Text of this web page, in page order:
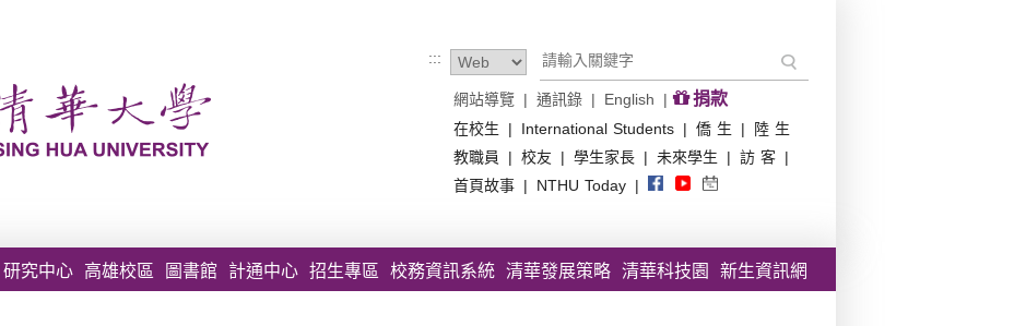
:::
網站導覽 | 通訊錄 | English | 捐款
在校生 | International Students | 僑 生 |
陸 生
教職員
| 校友 | 學生家長 | 未來學生 | 訪 客 |
首頁故事 | NTHU Today |
研究中心 高雄校區 圖書館 計通中心 招生專區 校務資訊系統 清華發展策略 清華科技園 新生資訊網